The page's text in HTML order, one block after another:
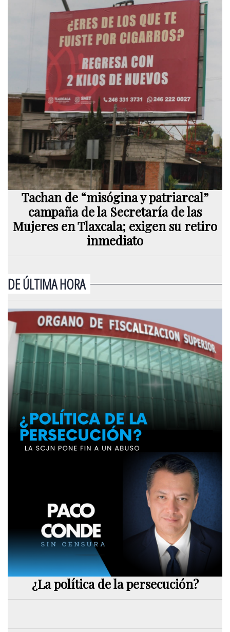
Tachan de “misógina y patriarcal”
campaña de la Secretaría de las
Mujeres en Tlaxcala; exigen su retiro
inmediato
DE ÚLTIMA HORA
¿La política de la persecución?